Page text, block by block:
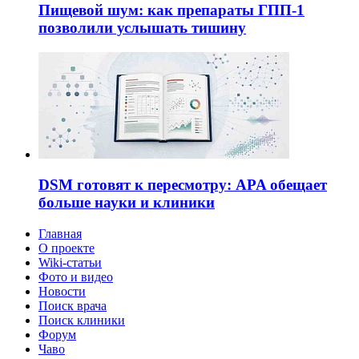
Пищевой шум: как препараты ГПП-1
позволили услышать тишину
DSM готовят к пересмотру: APA обещает
больше науки и клиники
Главная
О проекте
Wiki-статьи
Фото и видео
Новости
Поиск врача
Поиск клиники
Форум
Чаво